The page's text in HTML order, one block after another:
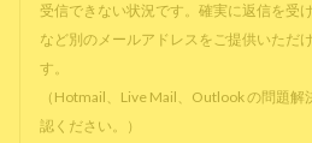
受信できない状況です。確実に返信を受
など別のメールアドレスをご提供いただ
す。
（Hotmail、Live Mail、Outlook の問題解
認ください。）